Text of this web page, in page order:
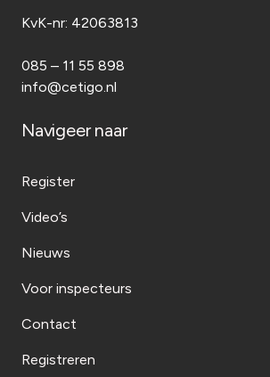
KvK-nr: 42063813
085 – 11 55 898
info@cetigo.nl
Navigeer naar
Register
Video’s
Nieuws
Voor inspecteurs
Contact
Registreren